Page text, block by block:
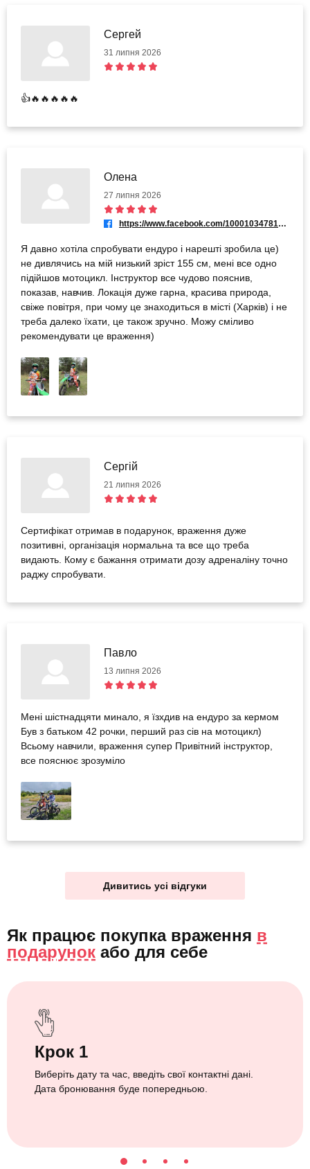
Сергей
31 липня 2026
👍🔥🔥🔥🔥🔥
Олена
27 липня 2026
https://www.facebook.com/100010347815672
Я давно хотіла спробувати ендуро і нарешті зробила це)
не дивлячись на мій низький зріст 155 см, мені все одно
підійшов мотоцикл. Інструктор все чудово пояснив,
показав, навчив. Локація дуже гарна, красива природа,
свіже повітря, при чому це знаходиться в місті (Харків) і не
треба далеко їхати, це також зручно. Можу сміливо
рекомендувати це враження)
Сергій
21 липня 2026
Сертифікат отримав в подарунок, враження дуже
позитивні, організація нормальна та все що треба
видають. Кому є бажання отримати дозу адреналіну точно
раджу спробувати.
Павло
13 липня 2026
Мені шістнадцяти минало, я їзхдив на ендуро за кермом
Був з батьком 42 рочки, перший раз сів на мотоцикл)
Всьому навчили, враження супер Привітний інструктор,
все пояснює зрозуміло
Дивитись усі відгуки
Як працює покупка враження в
подарунок або для себе
Крок 1
Виберіть дату та час, введіть свої контактні дані.
Дата бронювання буде попередньою.